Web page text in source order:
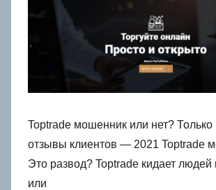
Toptrade мошенник или нет?
отзывы клиентов — 2021 Toptrade
Это развод? Toptrade кидает людей
или